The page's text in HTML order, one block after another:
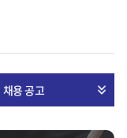
채용 공고